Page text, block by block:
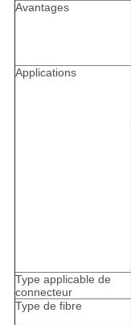
Avantages
Applications
Type applicable de
connecteur
Type de fibre